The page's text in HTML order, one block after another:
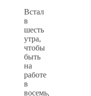
Встал
в
шесть
утра,
чтобы
быть
на
работе
в
восемь,